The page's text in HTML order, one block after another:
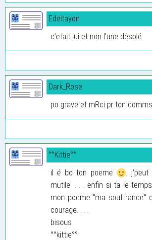
Edeltayon
c’etait lui et non l’une désolé
Dark_Rose
po grave et mRci pr ton comms
°°Kittie°°
il é bo ton poeme
, j’peut
mutile. . . . enfin si ta le
mon poeme "ma souffrance"
courage. . . .
bisous
°°kittie°°